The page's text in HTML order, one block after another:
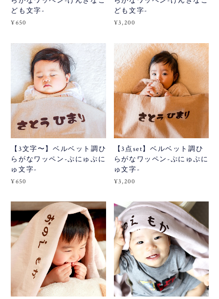
ども文字-
¥650
ども文字-
¥3,200
【3文字〜】ベルベット調ひ
らがなワッペン-ぷにゅぷに
ゅ文字-
¥650
【3点set】ベルベット調ひ
らがなワッペン-ぷにゅぷに
ゅ文字-
¥3,200